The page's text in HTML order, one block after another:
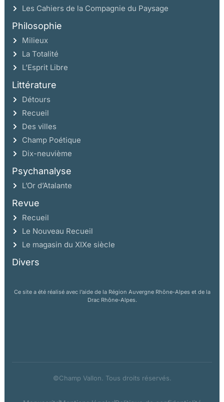
Les Cahiers de la Compagnie du Paysage
Philosophie
Milieux
La Totalité
L’Esprit Libre
Littérature
Détours
Recueil
Des villes
Champ Poétique
Dix-neuvième
Psychanalyse
L’Or d’Atalante
Revue
Recueil
Le Nouveau Recueil
Le magasin du XIXe siècle
Divers
Ce site a été réalisé avec l’aide de la Région Auvergne Rhône-Alpes et de la
Drac Rhône-Alpes.
©Champ Vallon. Tous droits réservés.